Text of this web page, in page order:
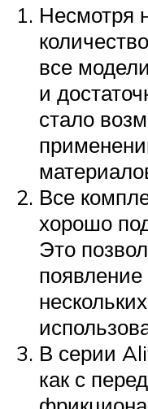
Несмотря
все
и
стало
Все
хорошо
Это
В серии
как с